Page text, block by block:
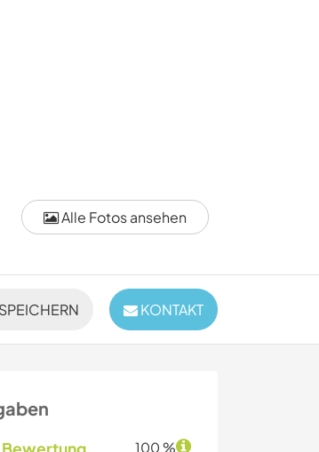
Alle Fotos ansehen
SPEICHERN KONTAKT
100 %